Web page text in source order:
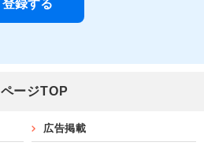
ページTOP
広告掲載